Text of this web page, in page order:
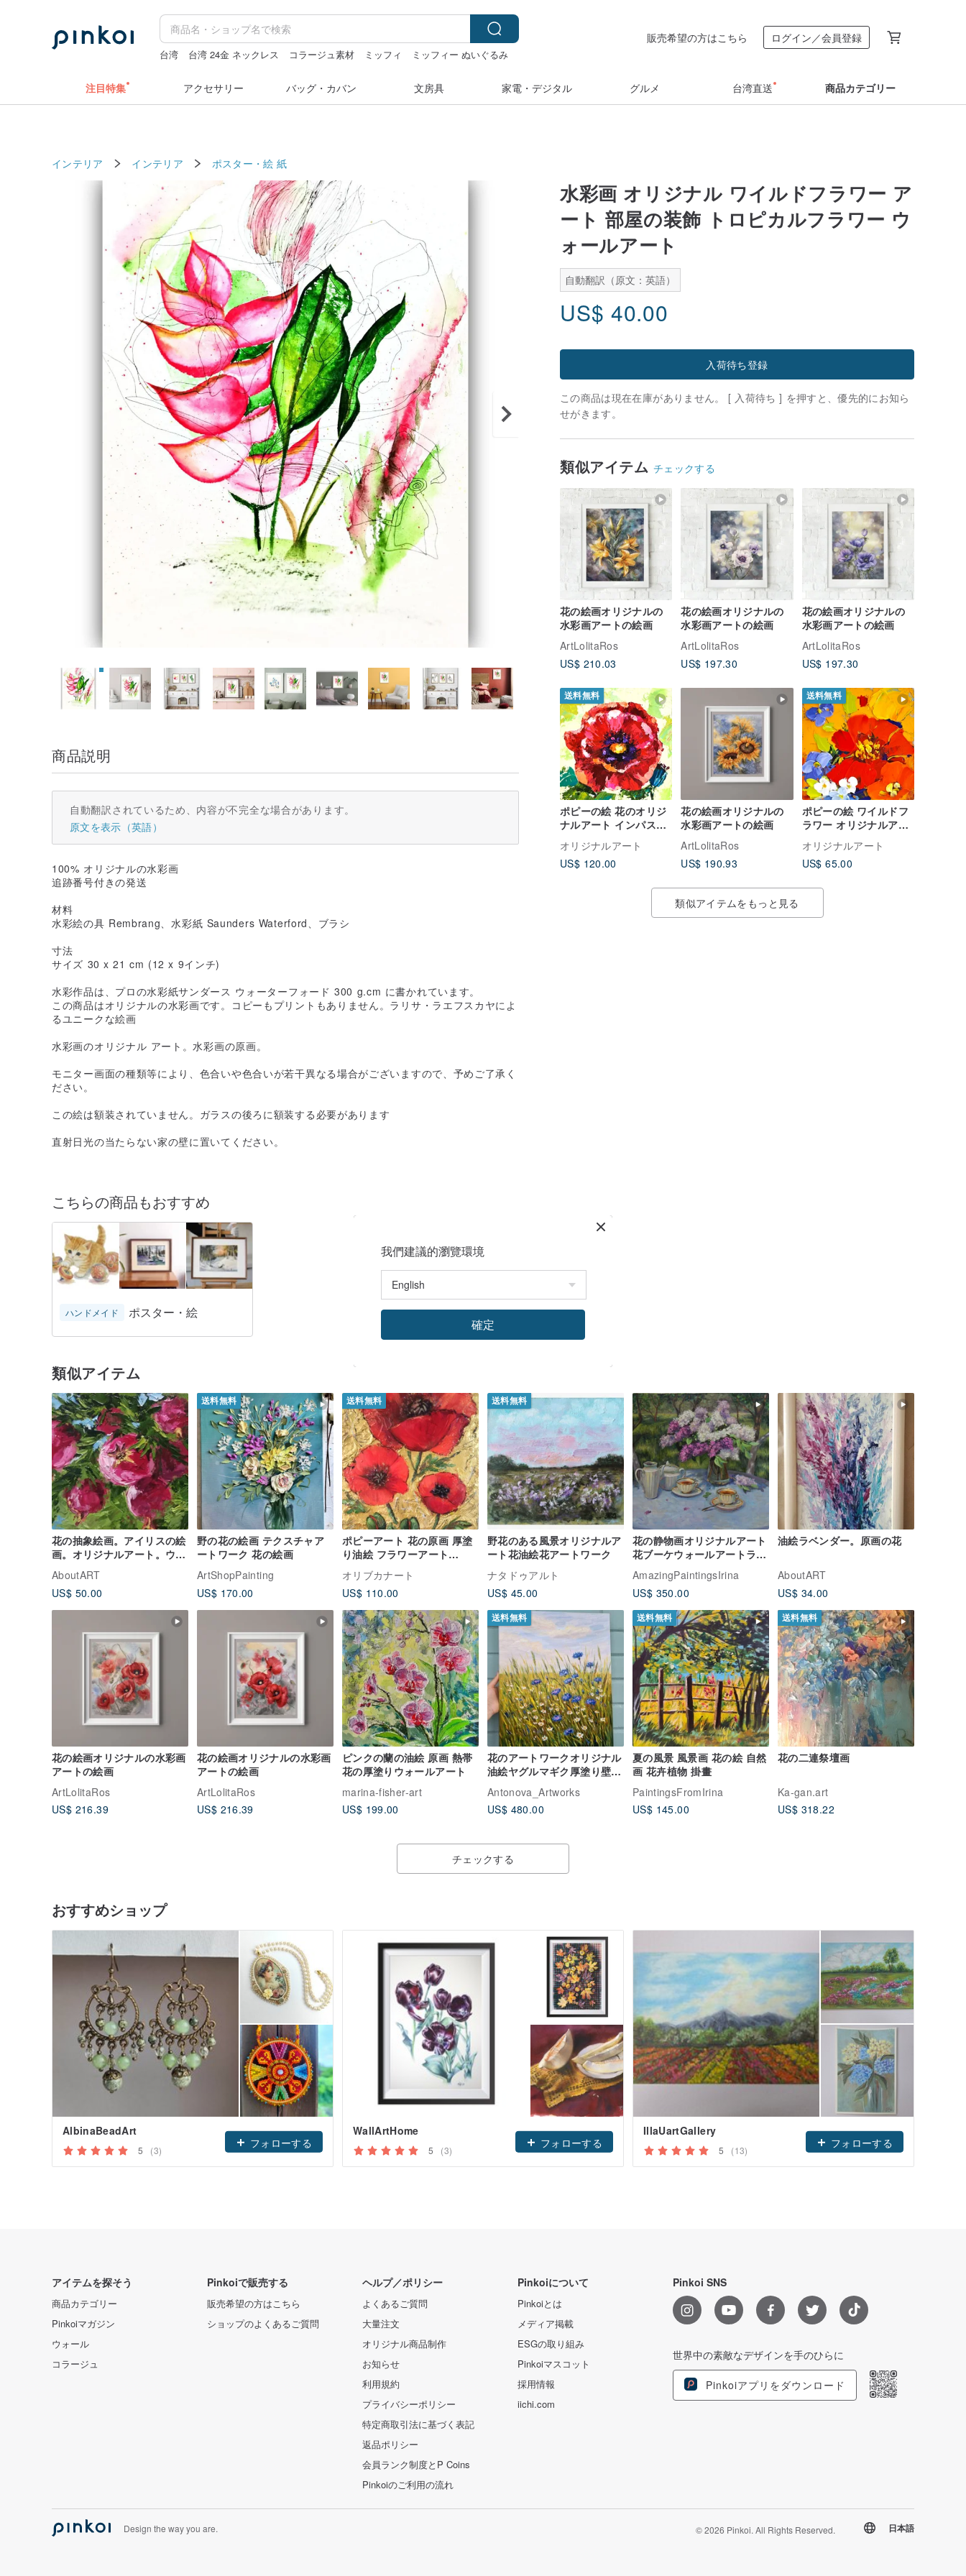
台湾 台湾 24金 ネックレス コラージュ素材 ミッフィ
ミッフィー ぬいぐるみ
販売希望の方はこちら ログイン／会員登録
注目特集 アクセサリー バッグ・カバン 文房具 家電・デジタル グルメ 台湾直送 商品カテゴリー
インテリア インテリア ポスター・絵 紙
水彩画 オリジナル ワイルドフラワー ア
ート 部屋の装飾 トロピカルフラワー ウ
ォールアート
自動翻訳（原文：英語）
US$ 40.00
入荷待ち登録
この商品は現在在庫がありません。 [ 入荷待ち ] を押すと、優先的にお知ら
せがきます。
類似アイテム チェックする
花の絵画オリジナルの
水彩画アートの絵画
ArtLolitaRos
US$ 210.03
花の絵画オリジナルの
水彩画アートの絵画
ArtLolitaRos
US$ 197.30
花の絵画オリジナルの
水彩画アートの絵画
ArtLolitaRos
US$ 197.30
送料無料
ポピーの絵 花のオリジ
ナルアート インパスト
ワーク
オリジナルアート
US$ 120.00
花の絵画オリジナルの
水彩画アートの絵画
ArtLolitaRos
US$ 190.93
送料無料
ポピーの絵 ワイルドフ
ラワー オリジナルアー
フローラルアート
オリジナルアート
US$ 65.00
類似アイテムをもっと見る
商品説明
自動翻訳されているため、内容が不完全な場合があります。
原文を表示（英語）
100% オリジナルの水彩画
追跡番号付きの発送
材料
水彩絵の具 Rembrang、水彩紙 Saunders Waterford、ブラシ
寸法
サイズ 30 x 21 cm (12 x 9インチ)
水彩作品は、プロの水彩紙サンダース ウォーターフォード 300 g.cm に書かれています。
この商品はオリジナルの水彩画です。コピーもプリントもありません。ラリサ・ラエフスカヤによ
るユニークな絵画
水彩画のオリジナル アート。水彩画の原画。
モニター画面の種類等により、色合いや色合いが若干異なる場合がございますので、予めご了承く
ださい。
この絵は額装されていません。ガラスの後ろに額装する必要があります
直射日光の当たらない家の壁に置いてください。
こちらの商品もおすすめ
ハンドメイド ポスター・絵
類似アイテム
花の抽象絵画。アイリスの絵
画。オリジナルアート。ウォ
AboutART
US$ 50.00
送料無料
野の花の絵画 テクスチャア
ートワーク 花の絵画
ArtShopPainting
US$ 170.00
送料無料
ポピーアート 花の原画 厚塗
り油絵 フラワーアート
OlivKan
オリブカナート
US$ 110.00
送料無料
野花のある風景オリジナルア
ート花油絵花アートワーク
ナタドゥアルト
US$ 45.00
花の静物画オリジナルアート
花ブーケウォールアートライ
AmazingPaintingsIrina
US$ 350.00
油絵ラベンダー。原画の花
AboutART
US$ 34.00
花の絵画オリジナルの水彩画
アートの絵画
ArtLolitaRos
US$ 216.39
花の絵画オリジナルの水彩画
アートの絵画
ArtLolitaRos
US$ 216.39
ピンクの蘭の油絵 原画 熱帯
花の厚塗りウォールアート
marina-fisher-art
US$ 199.00
送料無料
花のアートワークオリジナル
油絵ヤグルマギク厚塗り壁ア
Antonova_Artworks
US$ 480.00
送料無料
夏の風景 風景画 花の絵 自然
画 花卉植物 掛畫
PaintingsFromIrina
US$ 145.00
送料無料
花の二連祭壇画
Ka-gan.art
US$ 318.22
チェックする
おすすめショップ
AlbinaBeadArt
5 (3)
フォローする
WallArtHome
5 (3)
フォローする
IllaUartGallery
5 (13)
フォローする
アイテムを探そう
商品カテゴリー
Pinkoiマガジン
ウォール
コラージュ
Pinkoiで販売する
販売希望の方はこちら
ショップのよくあるご質問
ヘルプ／ポリシー
よくあるご質問
大量注文
オリジナル商品制作
お知らせ
利用規約
プライバシーポリシー
特定商取引法に基づく表記
返品ポリシー
会員ランク制度とP Coins
Pinkoiのご利用の流れ
Pinkoiについて
Pinkoiとは
メディア掲載
ESGの取り組み
Pinkoiマスコット
採用情報
iichi.com
Pinkoi SNS
世界中の素敵なデザインを手のひらに
Pinkoiアプリをダウンロード
Design the way you are. © 2026 Pinkoi. All Rights Reserved. 日本語
我們建議的瀏覽環境
確定